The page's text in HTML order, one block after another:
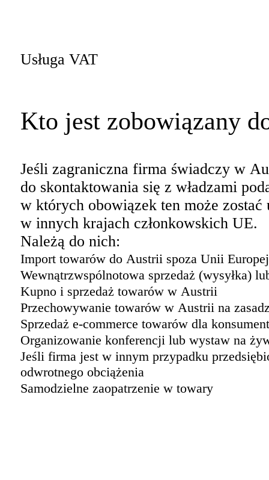
Usługa VAT
Kto jest zobowiązany
Jeśli zagraniczna firma świadczy w
do skontaktowania się z władzami
w których obowiązek ten może
w innych krajach członkowskich UE.
Należą do nich:
Import towarów do Austrii spoza Unii
Wewnątrzwspólnotowa sprzedaż (wysyłka)
Kupno i sprzedaż towarów w Austrii
Przechowywanie towarów w Austrii na
Sprzedaż e-commerce towarów dla
Organizowanie konferencji lub wystaw na
Jeśli firma jest w innym przypadku
odwrotnego obciążenia
Samodzielne zaopatrzenie w towary